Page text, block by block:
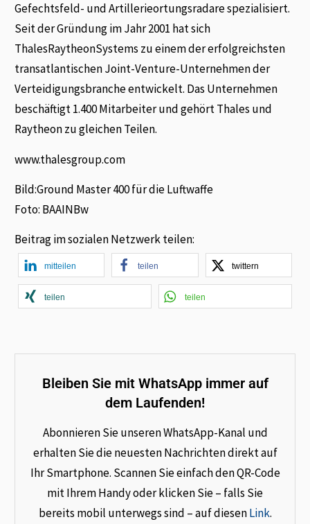
Gefechtsfeld- und Artillerieortungsradare spezialisiert.
Seit der Gründung im Jahr 2001 hat sich
ThalesRaytheonSystems zu einem der erfolgreichsten
transatlantischen Joint-Venture-Unternehmen der
Verteidigungsbranche entwickelt. Das Unternehmen
beschäftigt 1.400 Mitarbeiter und gehört Thales und
Raytheon zu gleichen Teilen.
www.thalesgroup.com
Bild:Ground Master 400 für die Luftwaffe
Foto: BAAINBw
Beitrag im sozialen Netzwerk teilen:
mitteilen teilen twittern
teilen teilen
Bleiben Sie mit WhatsApp immer auf
dem Laufenden!
Abonnieren Sie unseren WhatsApp-Kanal und
erhalten Sie die neuesten Nachrichten direkt auf
Ihr Smartphone. Scannen Sie einfach den QR-Code
mit Ihrem Handy oder klicken Sie – falls Sie
bereits mobil unterwegs sind – auf diesenLink.